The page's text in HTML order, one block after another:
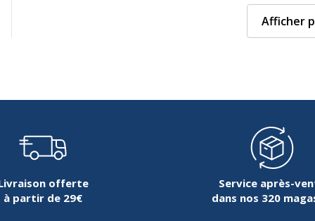
Afficher
offerte
à partir de 29€
Service après-
dans nos 320